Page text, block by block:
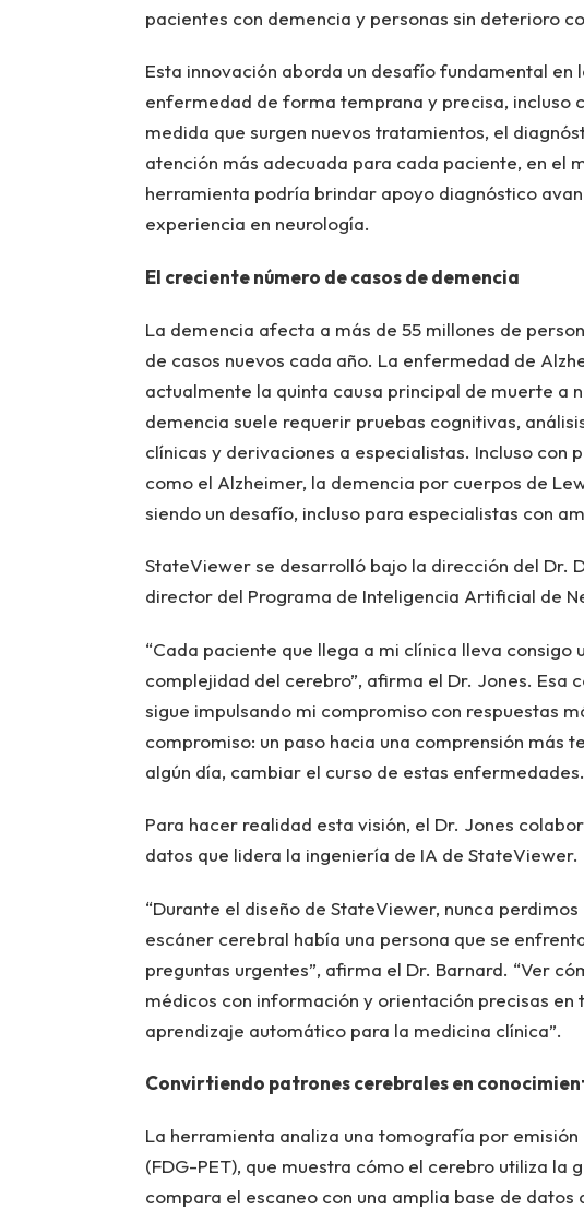
pacientes con demencia y personas sin deterioro
Esta innovación aborda un desafío fundamental
enfermedad de forma temprana y precisa, incluso
medida que surgen nuevos tratamientos, el
atención más adecuada para cada paciente, en el
herramienta podría brindar apoyo diagnóstico
experiencia en neurología.
El creciente número de casos de demencia
La demencia afecta a más de 55 millones de
de casos nuevos cada año. La enfermedad de
actualmente la quinta causa principal de muerte a
demencia suele requerir pruebas cognitivas,
clínicas y derivaciones a especialistas. Incluso con
como el Alzheimer, la demencia por cuerpos de
siendo un desafío, incluso para especialistas con
StateViewer se desarrolló bajo la dirección del Dr.
director del Programa de Inteligencia Artificial de
“Cada paciente que llega a mi clínica lleva consigo
complejidad del cerebro”, afirma el Dr. Jones. Esa
sigue impulsando mi compromiso con respuestas
compromiso: un paso hacia una comprensión más
algún día, cambiar el curso de estas enfermedades.
Para hacer realidad esta visión, el Dr. Jones
datos que lidera la ingeniería de IA de StateViewer.
“Durante el diseño de StateViewer, nunca
escáner cerebral había una persona que se
preguntas urgentes”, afirma el Dr. Barnard. “Ver
médicos con información y orientación precisas
aprendizaje automático para la medicina clínica”.
Convirtiendo patrones cerebrales en
La herramienta analiza una tomografía por
(FDG-PET), que muestra cómo el cerebro utiliza la
compara el escaneo con una amplia base de datos